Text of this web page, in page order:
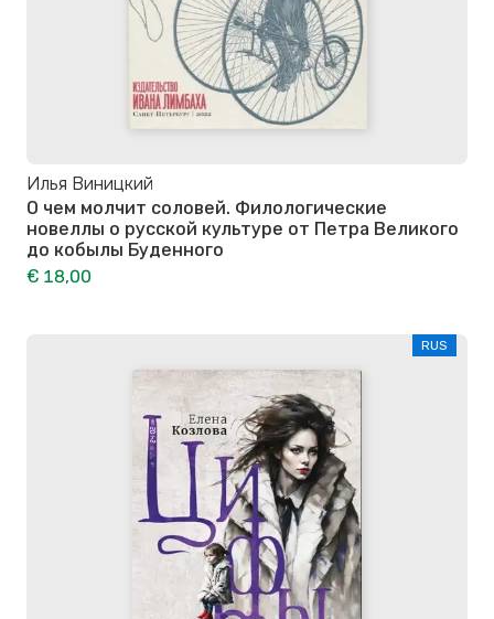
Илья Виницкий
О чем молчит соловей. Филологические
новеллы о русской культуре от Петра Великого
до кобылы Буденного
€ 18,00
RUS